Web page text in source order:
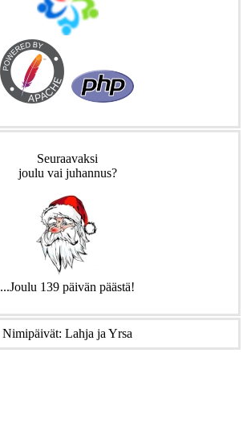
Seuraavaksi
joulu vai juhannus?
...Joulu 139 päivän päästä!
Nimipäivät: Lahja ja Yrsa